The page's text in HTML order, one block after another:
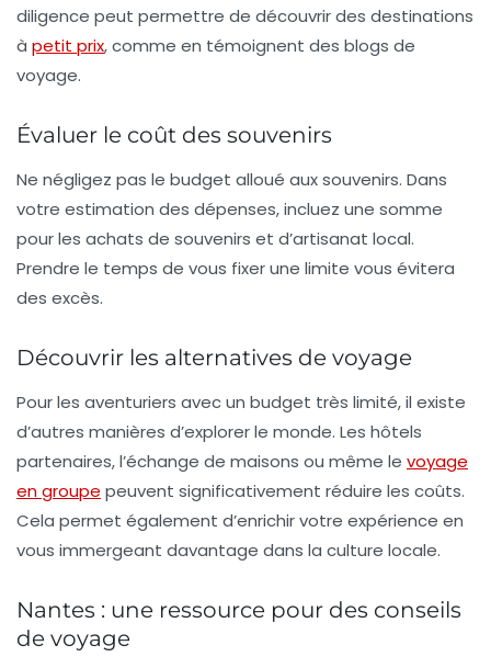
diligence peut permettre de découvrir des destinations
à petit prix, comme en témoignent des blogs de
voyage.
Évaluer le coût des souvenirs
Ne négligez pas le budget alloué auxsouvenirs. Dans
votre estimation des dépenses, incluez une somme
pour les achats de souvenirs et d’artisanat local.
Prendre le temps de vous fixer une limite vous évitera
des excès.
Découvrir les alternatives de voyage
Pour les aventuriers avec un budget très limité, il existe
d’autres manières d’explorer le monde. Les hôtels
partenaires, l’échange de maisons ou même le voyage
en groupe peuvent significativement réduire les coûts.
Cela permet également d’enrichir votre expérience en
vous immergeant davantage dans la culture locale.
Nantes : une ressource pour des conseils
de voyage